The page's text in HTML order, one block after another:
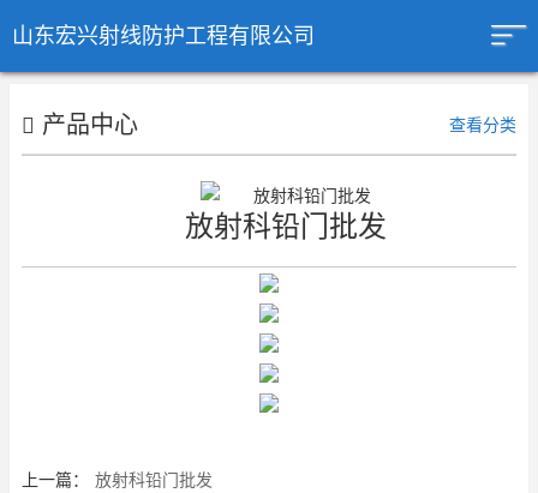
山东宏兴射线防护工程有限公司
产品中心 查看分类
放射科铅门批发
上一篇： 放射科铅门批发